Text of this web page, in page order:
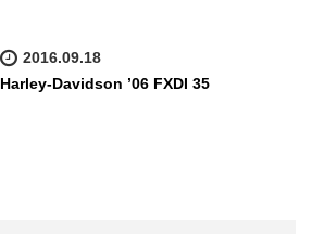
2016.09.18
Harley-Davidson ’06 FXDI 35